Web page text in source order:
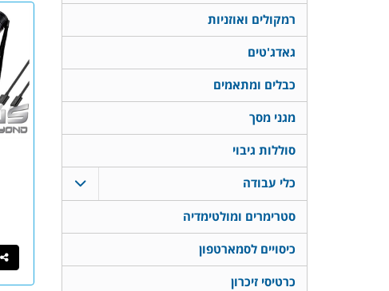
רמקולים ואוזניות
גאדג'טים
כבלים ומתאמים
מגני מסך
סוללות גיבוי
כלי עבודה
סטרימרים ומולטימדיה
כיסויים לסמארטפון
כרטיסי זיכרון